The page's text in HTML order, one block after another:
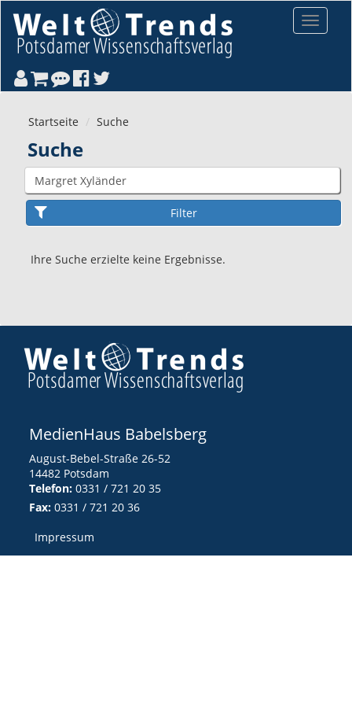
Toggle
Startseite Suche
Suche
Ihre Suche erzielte keine Ergebnisse.
MedienHaus Babelsberg
August-Bebel-Straße 26-52
14482 Potsdam
Telefon: 0331 / 721 20 35
Fax: 0331 / 721 20 36
Impressum